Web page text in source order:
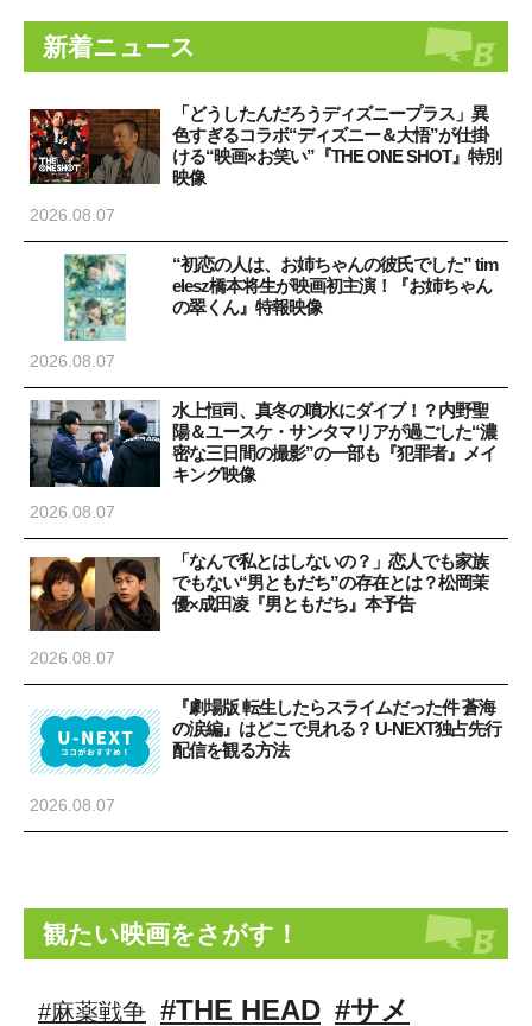
新着ニュース
「どうしたんだろうディズニープラス」異
色すぎるコラボ“ディズニー＆大悟”が仕掛
ける“映画×お笑い”『THE ONE SHOT』特別
映像
2026.08.07
“初恋の人は、お姉ちゃんの彼氏でした” tim
elesz橋本将生が映画初主演！『お姉ちゃん
の翠くん』特報映像
2026.08.07
水上恒司、真冬の噴水にダイブ！？内野聖
陽＆ユースケ・サンタマリアが過ごした“濃
密な三日間の撮影”の一部も『犯罪者』メイ
キング映像
2026.08.07
「なんで私とはしないの？」恋人でも家族
でもない“男ともだち”の存在とは？松岡茉
優×成田凌『男ともだち』本予告
2026.08.07
『劇場版 転生したらスライムだった件 蒼海
の涙編』はどこで見れる？ U-NEXT独占先行
配信を観る方法
2026.08.07
観たい映画をさがす！
#麻薬戦争 #THE HEAD #サメ